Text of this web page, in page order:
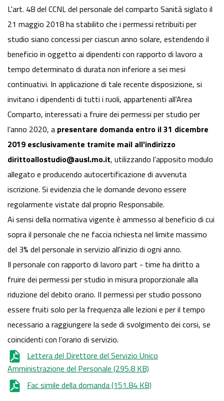
L'art. 48 del CCNL del personale del comparto Sanità siglato il
21 maggio 2018 ha stabilito che i permessi retribuiti per
studio siano concessi per ciascun anno solare, estendendo il
beneficio in oggetto ai dipendenti con rapporto di lavoro a
tempo determinato di durata non inferiore a sei mesi
continuativi. In applicazione di tale recente disposizione, si
invitano i dipendenti di tutti i ruoli, appartenenti all'Area
Comparto, interessati a fruire dei permessi per studio per
l’anno 2020, a presentare domanda entro il 31 dicembre
2019 esclusivamente tramite mail all'indirizzo
dirittoallostudio@ausl.mo.it, utilizzando l’apposito modulo
allegato e producendo autocertificazione di avvenuta
iscrizione. Si evidenzia che le domande devono essere
regolarmente vistate dal proprio Responsabile.
Ai sensi della normativa vigente è ammesso al beneficio di cui
sopra il personale che ne faccia richiesta nel limite massimo
del 3% del personale in servizio all'inizio di ogni anno.
Il personale con rapporto di lavoro part - time ha diritto a
fruire dei permessi per studio in misura proporzionale alla
riduzione del debito orario. II permessi per studio possono
essere fruiti solo per la frequenza alle lezioni e per il tempo
necessario a raggiungere la sede di svolgimento dei corsi, se
coincidenti con l’orario di servizio.
Lettera del Direttore del Servizio Unico
Amministrazione del Personale (295.8 KB)
Fac simile della domanda(151.84 KB)